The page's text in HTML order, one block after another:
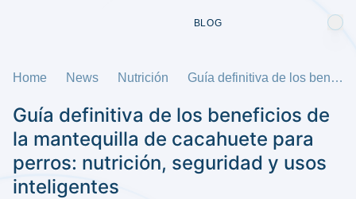
BLOG
Home News Nutrición Guía definitiva de los beneficios de la mantequilla de cacahuete para perros: nutrición, seguridad y usos inteligentes
Guía definitiva de los beneficios de
la mantequilla de cacahuete para
perros: nutrición, seguridad y usos
inteligentes